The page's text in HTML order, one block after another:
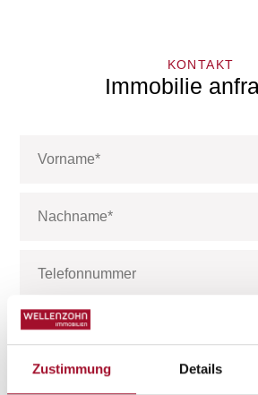
Zustimmung Details
KONTAKT
Immobilie